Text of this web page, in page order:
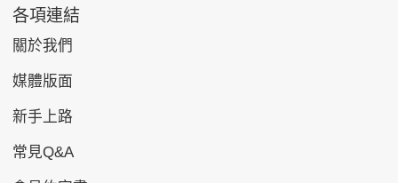
各項連結
關於我們
媒體版面
新手上路
常見Q&A